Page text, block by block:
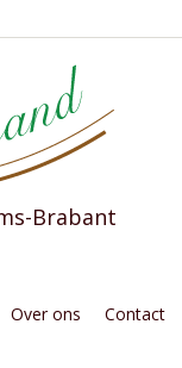
Brabant
Over ons Contact